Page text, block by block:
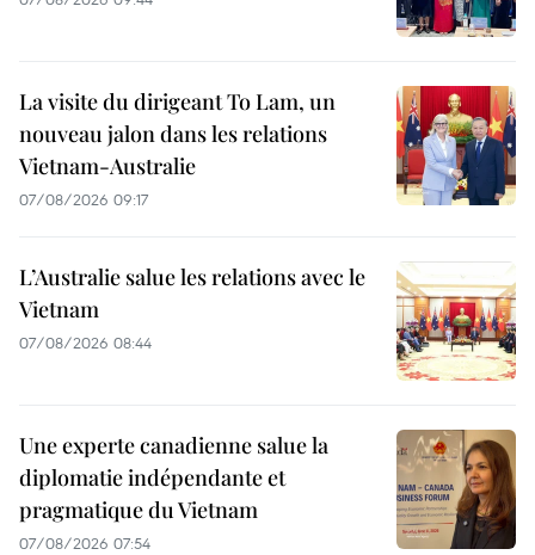
La visite du dirigeant To Lam, un
nouveau jalon dans les relations
Vietnam-Australie
07/08/2026 09:17
L’Australie salue les relations avec le
Vietnam
07/08/2026 08:44
Une experte canadienne salue la
diplomatie indépendante et
pragmatique du Vietnam
07/08/2026 07:54